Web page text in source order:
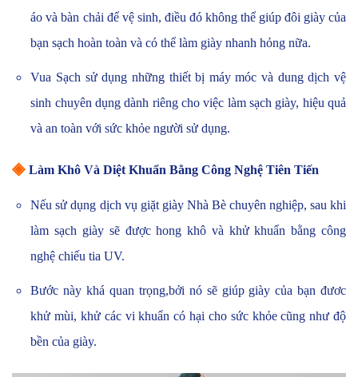
áo và bàn chải để vệ sinh, điều đó không thể giúp đôi giày của
bạn sạch hoàn toàn và có thể làm giày nhanh hỏng nữa.
Vua Sạch sử dụng những thiết bị máy móc và dung dịch vệ
sinh chuyên dụng dành riêng cho việc làm sạch giày, hiệu quả
và an toàn với sức khỏe người sử dụng.
◈ Làm Khô Và Diệt Khuẩn Bằng Công Nghệ Tiên Tiến
Nếu sử dụng dịch vụ giặt giày Nhà Bè chuyên nghiệp, sau khi
làm sạch giày sẽ được hong khô và khử khuẩn bằng công
nghệ chiếu tia UV.
Bước này khá quan trọng,bởi nó sẽ giúp giày của bạn đươc
khử mùi, khử các vi khuẩn có hại cho sức khỏe cũng như độ
bền của giày.